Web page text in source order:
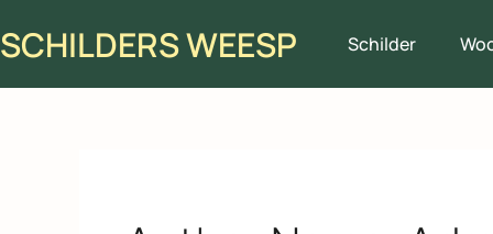
to
SCHILDERS WEESP Schilder